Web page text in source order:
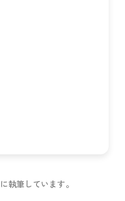
執筆しています。